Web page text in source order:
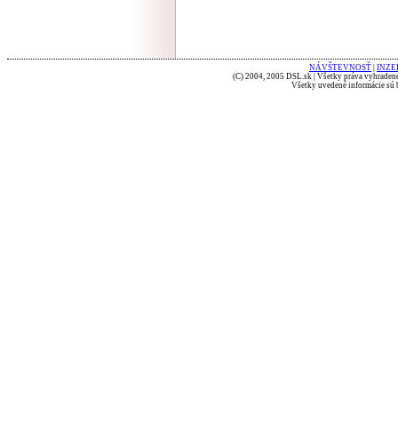
NÁVŠTEVNOSŤ
(C) 2004, 2005 DSL.sk | Všetky práva
Všetky uvedené informácie sú